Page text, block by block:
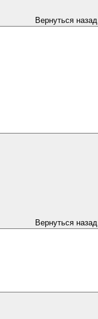
Вернуться назад
Вернуться назад